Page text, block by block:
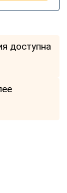
доступна